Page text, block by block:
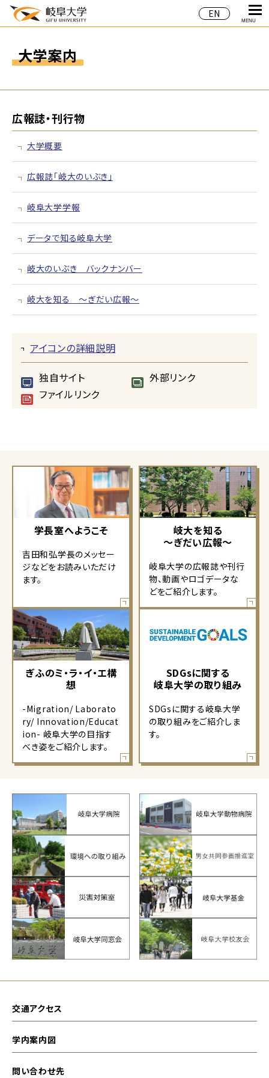
EN
MENU
大学案内
広報誌・刊行物
大学概要
広報誌「岐大のいぶき」
岐阜大学学報
データで知る岐阜大学
岐大のいぶき バックナンバー
岐大を知る ～ぎだい広報～
アイコンの詳細説明
独自サイト
外部リンク
ファイルリンク
学長室へようこそ
吉田和弘学長のメッセー
ジなどをお読みいただけ
ます。
岐大を知る
～ぎだい広報～
岐阜大学の広報誌や刊行
物、動画やロゴデータな
どをご紹介します。
ぎふのミ・ラ・イ・エ構
想
-Migration/ Laborato
ry/ Innovation/Educat
ion- 岐阜大学の目指す
べき姿をご紹介します。
SDGsに関する
岐阜大学の取り組み
SDGsに関する岐阜大学
の取り組みをご紹介しま
す。
交通アクセス
学内案内図
問い合わせ先